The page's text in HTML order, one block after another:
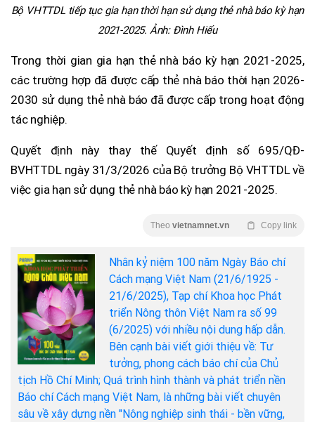
Bộ VHTTDL tiếp tục gia hạn thời hạn sử dụng thẻ nhà báo kỳ hạn
2021-2025. Ảnh: Đình Hiếu
Trong thời gian gia hạn thẻ nhà báo kỳ hạn 2021-2025,
các trường hợp đã được cấp thẻ nhà báo thời hạn 2026-
2030 sử dụng thẻ nhà báo đã được cấp trong hoạt động
tác nghiệp.
Quyết định này thay thế Quyết định số 695/QĐ-
BVHTTDL ngày 31/3/2026 của Bộ trưởng Bộ VHTTDL về
việc gia hạn sử dụng thẻ nhà báo kỳ hạn 2021-2025.
Theo vietnamnet.vn Copy link
Nhân kỷ niệm 100 năm Ngày Báo chí
Cách mạng Việt Nam (21/6/1925 -
21/6/2025), Tạp chí Khoa học Phát
triển Nông thôn Việt Nam ra số 99
(6/2025) với nhiều nội dung hấp dẫn.
Bên cạnh bài viết giới thiệu về: Tư
tưởng, phong cách báo chí của Chủ
tịch Hồ Chí Minh; Quá trình hình thành và phát triển nền
Báo chí Cách mạng Việt Nam, là những bài viết chuyên
sâu về xây dựng nền "Nông nghiệp sinh thái - bền vững,